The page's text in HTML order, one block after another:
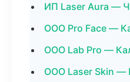
ИП Laser Aura —
ООО Pro Face —
ООО Lab Pro —
ООО Laser Skin —